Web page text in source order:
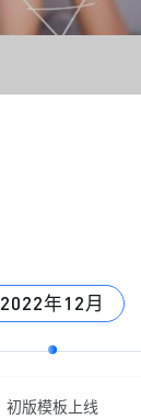
2022年12月
初版模板上线